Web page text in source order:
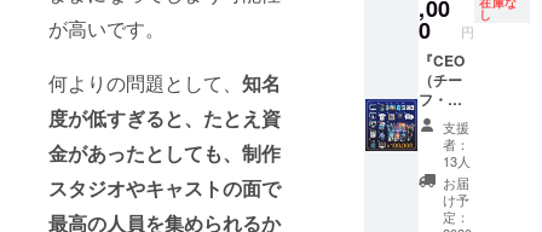
が高いです。
何よりの問題として、 知名
度が低すぎると、たとえ資
金があったとしても、制作
スタジオやキャストの面で
最高の人員を集められるか
スター
・解説
本 ・マ
ネーク
リップ
・サイ
ンプリ
ント色
紙 ・オ
リジナ
ルファ
イル入
サイ
ズ） ・
キービ
ジュポ
スター
・解説
本 ・マ
ネーク
リップ
・直筆
サイン
入り額
コード
episode
1~3 ・
ＰＶ先
行視聴
権 ・過
去同人
誌短編
小説集
（デジ
タル）
・パッ
には、
それに
ふさわ
しい報
酬が与
えられ
るべき
でしょ
う。
『COO
』のリ
ターン
ンに加
えて、
・『Ｗ
ＥＥ』
の小説
版3作
品、原
作ゲー
ムパッ
ケージ
１～
,00
0 円
し
『CEO
（チー
フ・エ
グゼク
ティ
ブ・オ
フィ
サー／
最高経
支援
者：
13人
お届
け予
定：